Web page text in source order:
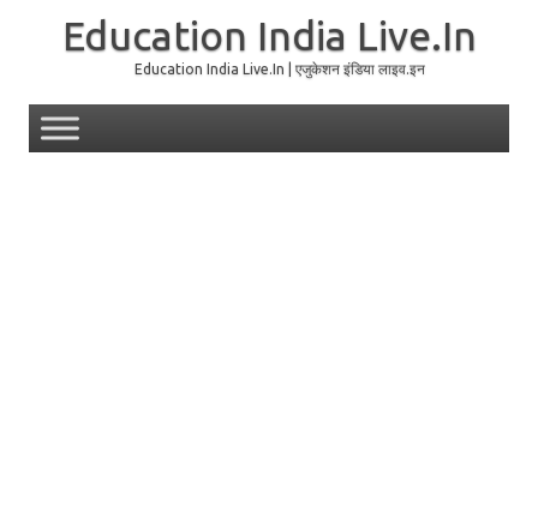
Education India Live.In
Education India Live.In | एजुकेशन इंडिया लाइव.इन